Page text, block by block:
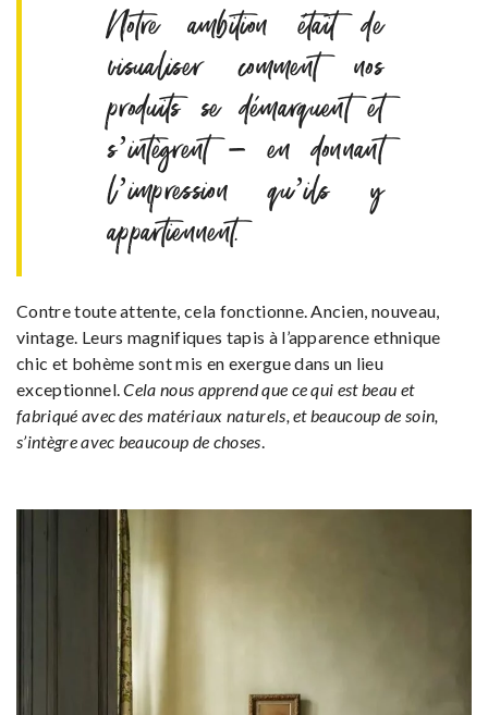
Notre ambition était de
visualiser comment nos
produits se démarquent et
s’intègrent – ​​en donnant
l’impression qu’ils y
appartiennent.
Contre toute attente, cela fonctionne. Ancien, nouveau,
vintage. Leurs magnifiques tapis à l’apparence ethnique
chic et bohème sont mis en exergue dans un lieu
exceptionnel.Cela nous apprend que ce qui est beau et
fabriqué avec des matériaux naturels, et beaucoup de soin,
s’intègre avec beaucoup de choses.